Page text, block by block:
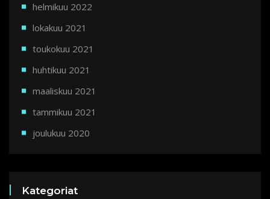
helmikuu 2022
lokakuu 2021
toukokuu 2021
huhtikuu 2021
maaliskuu 2021
tammikuu 2021
joulukuu 2020
Kategoriat